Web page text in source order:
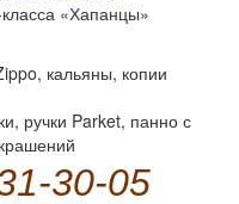
«Хапанцы»
кальяны, копии
ручки Parket, панно с
30-05